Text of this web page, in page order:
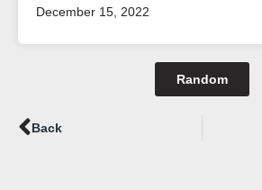
December 15, 2022
Random
Prev
Back